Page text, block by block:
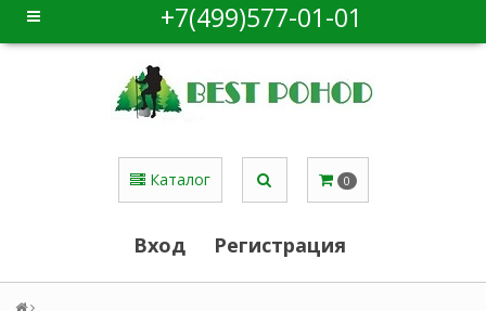
+7(499)577-01-01
Каталог 0
Вход Регистрация